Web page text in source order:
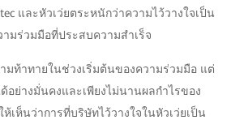
และหัวเว่ยตระหนักว่าความไว้วางใจเป็น
ร่วมมือที่ประสบความสำเร็จ
มท้าทายในช่วงเริ่มต้นของความร่วมมือ แต่
อย่างมั่นคงและเพียงไม่นานผลกำไรของ
เห็นว่าการที่บริษัทไว้วางใจในหัวเว่ยเป็น